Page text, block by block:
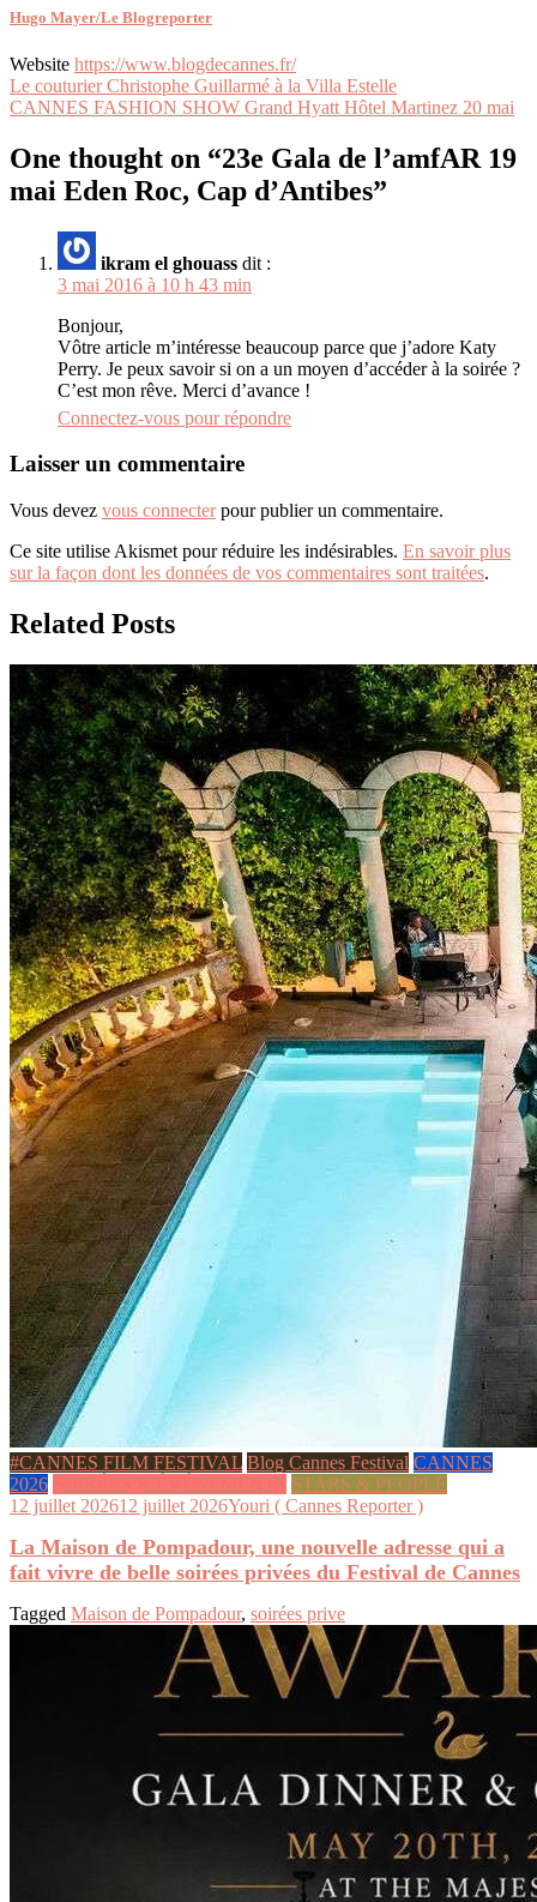
Hugo Mayer/Le Blogreporter
Website https://www.blogdecannes.fr/
Navigation
de
l’article
Le couturier Christophe Guillarmé à la Villa Estelle
CANNES FASHION SHOW Grand Hyatt Hôtel Martinez 20 mai
One thought on “23e Gala de l’amfAR 19
mai Eden Roc, Cap d’Antibes”
ikram el ghouass dit :
3 mai 2016 à 10 h 43 min
Bonjour,
Vôtre article m’intéresse beaucoup parce que j’adore Katy
Perry. Je peux savoir si on a un moyen d’accéder à la soirée ?
C’est mon rêve. Merci d’avance !
Connectez-vous pour répondre
Laisser un commentaire
Vous devez vous connecterpour publier un commentaire.
Ce site utilise Akismet pour réduire les indésirables. En savoir plus
sur la façon dont les données de vos commentaires sont traitées.
Related Posts
#CANNES FILM FESTIVAL Blog Cannes Festival CANNES
2026 SOIRÉES & ÉVÉNEMENTS STARS & PEOPLE
12 juillet 202612 juillet 2026Youri ( Cannes Reporter )
La Maison de Pompadour, une nouvelle adresse qui a
fait vivre de belle soirées privées du Festival de Cannes
Tagged Maison de Pompadour, soirées prive